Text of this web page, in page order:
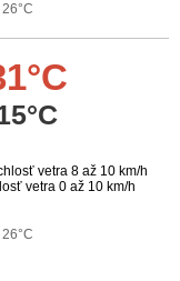
26°C
vetra 8 až 10 km/h
vetra 0 až 10 km/h
26°C